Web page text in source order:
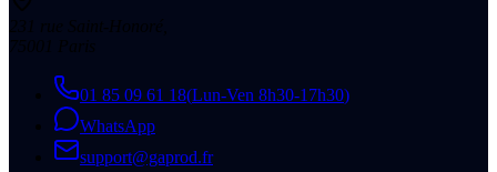
01 85 09 61 18(Lun-Ven 8h30-17h30)
WhatsApp
support@gaprod.fr